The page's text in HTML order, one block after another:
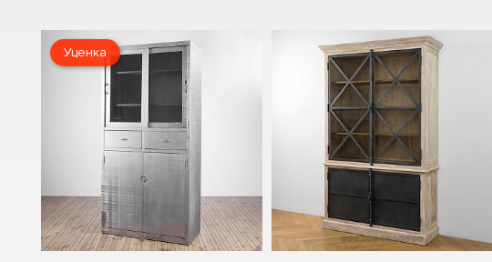
Уценка